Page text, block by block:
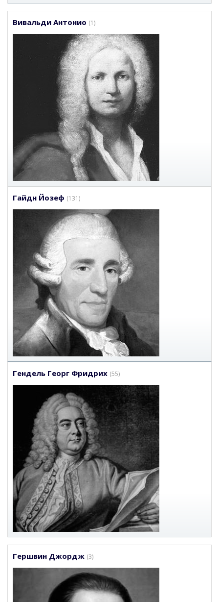
Вивальди Антонио (1)
Гайдн Йозеф (131)
Гендель Георг Фридрих (55)
Гершвин Джордж (3)